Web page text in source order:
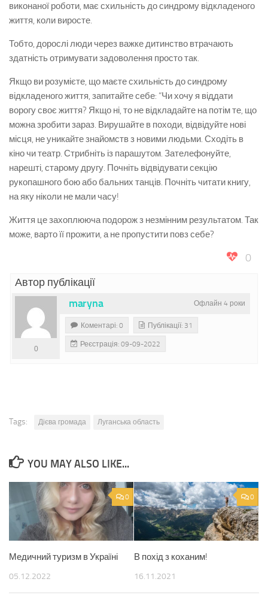
виконаної роботи, має схильність до синдрому відкладеного
життя, коли виросте.
Тобто, дорослі люди через важке дитинство втрачають
здатність отримувати задоволення просто так.
Якщо ви розумієте, що маєте схильність до синдрому
відкладеного життя, запитайте себе: “Чи хочу я віддати
ворогу своє життя? Якщо ні, то не відкладайте на потім те, що
можна зробити зараз. Вирушайте в походи, відвідуйте нові
місця, не уникайте знайомств з новими людьми. Сходіть в
кіно чи театр. Стрибніть із парашутом. Зателефонуйте,
нарешті, старому другу. Почніть відвідувати секцію
рукопашного бою або бальних танців. Почніть читати книгу,
на яку ніколи не мали часу!
Життя це захоплююча подорож з незмінним результатом. Так
може, варто її прожити, а не пропустити повз себе?
0
Автор публікації
Офлайн 4 роки
maryna
0
Коментарі: 0 Публікації: 31
Реєстрація: 09-09-2022
Tags: Дієва громада Луганська область
YOU MAY ALSO LIKE...
0
Медичний туризм в Україні
05.12.2022
0
В похід з коханим!
16.11.2021